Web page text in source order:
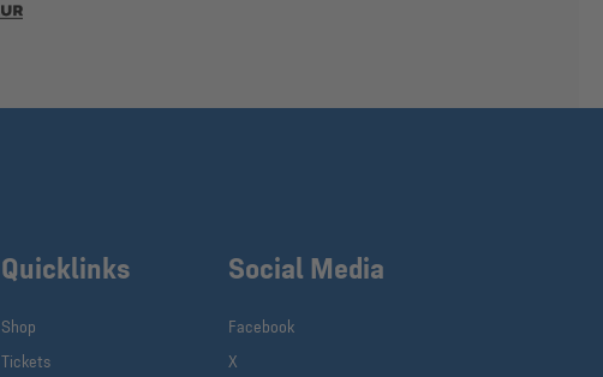
Quicklinks
Shop
Tickets
Social Media
Facebook
X